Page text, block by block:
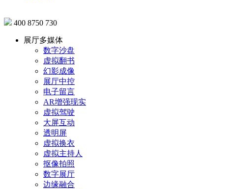
400 8750 730
展厅多媒体
数字沙盘
虚拟翻书
幻影成像
展厅中控
电子留言
AR增强现实
虚拟驾驶
大屏互动
透明屏
虚拟换衣
虚拟主持人
抠像拍照
数字展厅
边缘融合